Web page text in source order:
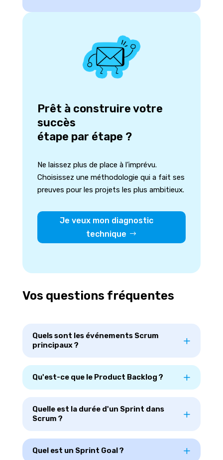
Prêt à construire votre
succès
étape par étape ?
Ne laissez plus de place à l’imprévu.
Choisissez une méthodologie qui a fait ses
preuves pour les projets les plus ambitieux.
Je veux mon diagnostic
technique
Vos questions fréquentes
Quels sont les événements Scrum
principaux ?
Qu'est-ce que le Product Backlog ?
Quelle est la durée d'un Sprint dans
Scrum ?
Quel est un Sprint Goal ?